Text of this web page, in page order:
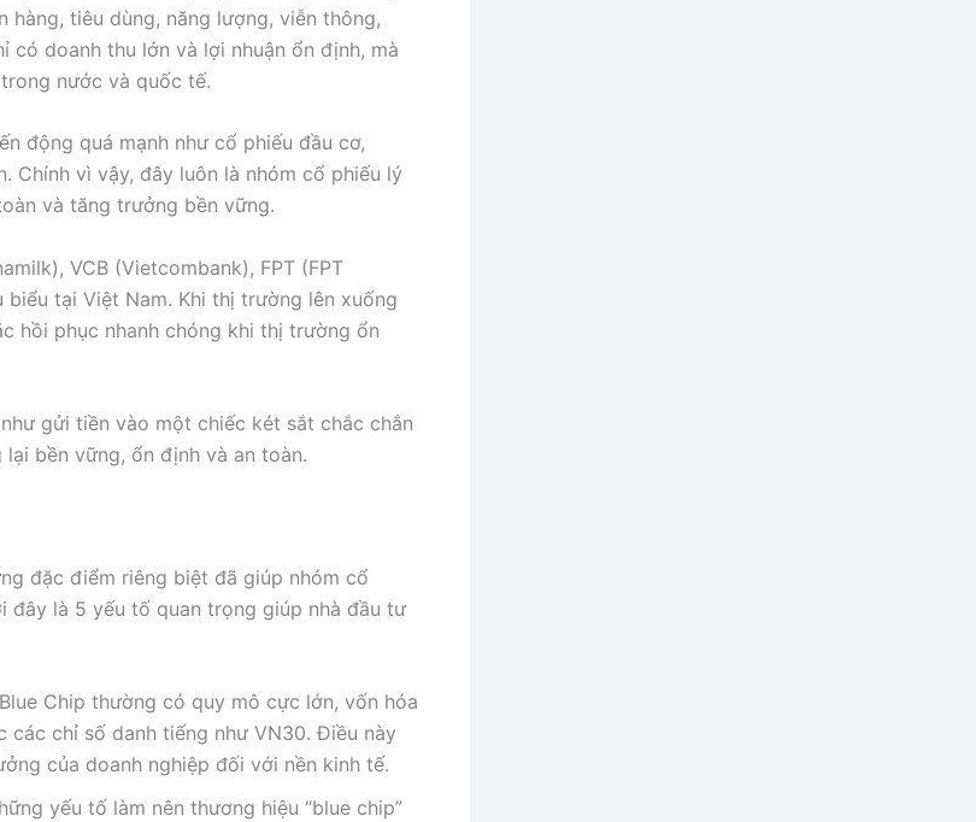
tiêu dùng, năng lượng, viễn thông,
có doanh thu lớn và lợi nhuận ổn định, mà
nước và quốc tế.
động quá mạnh như cổ phiếu đầu cơ,
Chính vì vậy, đây luôn là nhóm cổ phiếu lý
và tăng trưởng bền vững.
VCB (Vietcombank), FPT (FPT
tại Việt Nam. Khi thị trường lên xuống
hồi phục nhanh chóng khi thị trường ổn
gửi tiền vào một chiếc két sắt chắc chắn
lại bền vững, ổn định và an toàn.
đặc điểm riêng biệt đã giúp nhóm cổ
là 5 yếu tố quan trọng giúp nhà đầu tư
Chip thường có quy mô cực lớn, vốn hóa
chỉ số danh tiếng như VN30. Điều này
của doanh nghiệp đối với nền kinh tế.
yếu tố làm nên thương hiệu “blue chip”